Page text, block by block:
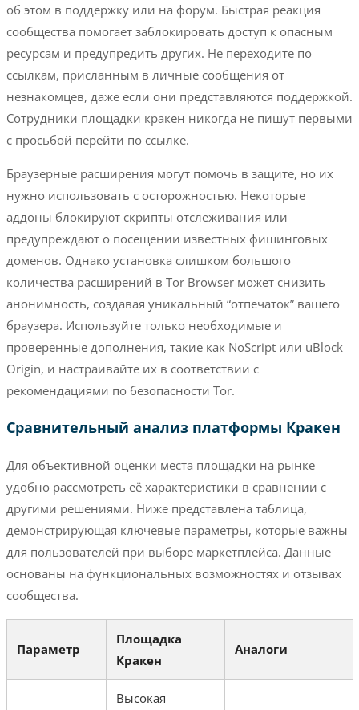
об этом в поддержку или на форум. Быстрая реакция
сообщества помогает заблокировать доступ к опасным
ресурсам и предупредить других. Не переходите по
ссылкам, присланным в личные сообщения от
незнакомцев, даже если они представляются поддержкой.
Сотрудники площадки кракен никогда не пишут первыми
с просьбой перейти по ссылке.
Браузерные расширения могут помочь в защите, но их
нужно использовать с осторожностью. Некоторые
аддоны блокируют скрипты отслеживания или
предупреждают о посещении известных фишинговых
доменов. Однако установка слишком большого
количества расширений в Tor Browser может снизить
анонимность, создавая уникальный “отпечаток” вашего
браузера. Используйте только необходимые и
проверенные дополнения, такие как NoScript или uBlock
Origin, и настраивайте их в соответствии с
рекомендациями по безопасности Tor.
Сравнительный анализ платформы Кракен
Для объективной оценки места площадки на рынке
удобно рассмотреть её характеристики в сравнении с
другими решениями. Ниже представлена таблица,
демонстрирующая ключевые параметры, которые важны
для пользователей при выборе маркетплейса. Данные
основаны на функциональных возможностях и отзывах
сообщества.
Параметр
Площадка
Кракен
Аналоги
Высокая